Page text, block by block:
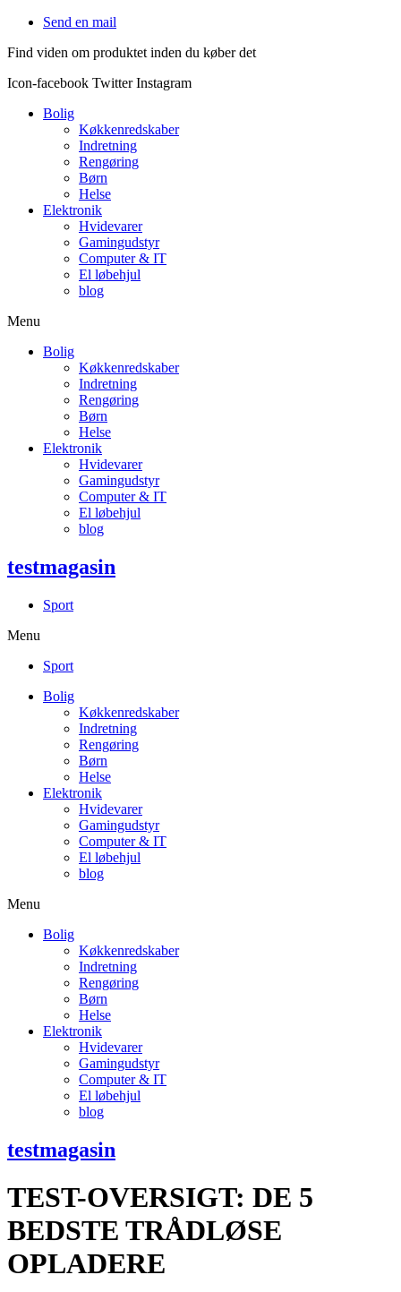
Videre
indhold
Send en mail
Find viden om produktet inden du køber det
Icon-facebook Twitter Instagram
Bolig
Køkkenredskaber
Indretning
Rengøring
Børn
Helse
Elektronik
Hvidevarer
Gamingudstyr
Computer & IT
El løbehjul
blog
Menu
Bolig
Køkkenredskaber
Indretning
Rengøring
Børn
Helse
Elektronik
Hvidevarer
Gamingudstyr
Computer & IT
El løbehjul
blog
testmagasin
Sport
Menu
Sport
Bolig
Køkkenredskaber
Indretning
Rengøring
Børn
Helse
Elektronik
Hvidevarer
Gamingudstyr
Computer & IT
El løbehjul
blog
Menu
Bolig
Køkkenredskaber
Indretning
Rengøring
Børn
Helse
Elektronik
Hvidevarer
Gamingudstyr
Computer & IT
El løbehjul
blog
testmagasin
TEST-OVERSIGT: DE 5
BEDSTE TRÅDLØSE
OPLADERE